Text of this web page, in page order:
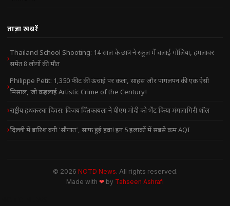
ताज़ा खबरें
Thailand School Shooting: 14 साल के छात्र ने स्कूल में चलाई गोलियां, हमलावर
समेत 8 लोगों की मौत
Philippe Petit: 1,350 फीट की ऊंचाई पर कला, साहस और पागलपन की एक ऐसी
मिसाल, जो कहलाई Artistic Crime of the Century!
राष्ट्रीय हथकरघा दिवस: विजय चिंतकायला ने पीएम मोदी को भेंट किया मंगलागिरी शॉल
दिल्ली में बारिश बनी ‘सौगात’, साफ हुई हवा! इन 5 इलाकों में सबसे कम AQI
© 2026 NOTD News. All rights reserved.
Made with ❤ by Tahseen Ashrafi